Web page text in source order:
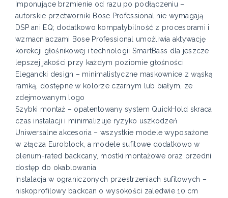
Imponujące brzmienie od razu po podłączeniu –
autorskie przetworniki Bose Professional nie wymagają
DSP ani EQ; dodatkowo kompatybilność z procesorami i
wzmacniaczami Bose Professional umożliwia aktywację
korekcji głośnikowej i technologii SmartBass dla jeszcze
lepszej jakości przy każdym poziomie głośności
Elegancki design – minimalistyczne maskownice z wąską
ramką, dostępne w kolorze czarnym lub białym, ze
zdejmowanym logo
Szybki montaż – opatentowany system QuickHold skraca
czas instalacji i minimalizuje ryzyko uszkodzeń
Uniwersalne akcesoria – wszystkie modele wyposażone
w złącza Euroblock, a modele sufitowe dodatkowo w
plenum-rated backcany, mostki montażowe oraz przedni
dostęp do okablowania
Instalacja w ograniczonych przestrzeniach sufitowych –
niskoprofilowy backcan o wysokości zaledwie 10 cm